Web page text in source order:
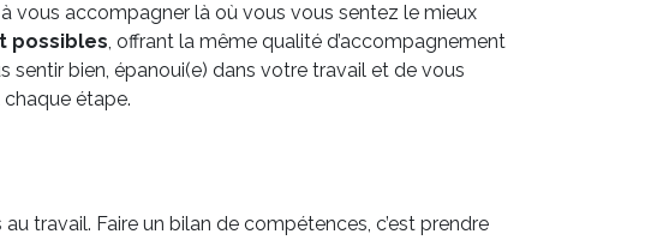
vous accompagner là où vous vous sentez le mieux
possibles, offrant la même qualité d’accompagnement
bien, épanoui(e) dans votre travail et de vous
étape.
travail. Faire un bilan de compétences, c’est prendre